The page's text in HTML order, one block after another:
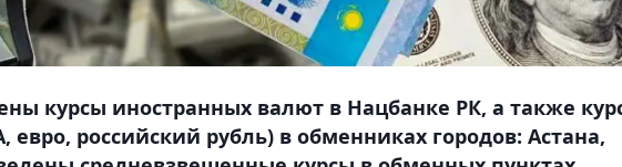
курсы иностранных валют в Нацбанке РК, а также
российский рубль) в обменниках городов: Астана,